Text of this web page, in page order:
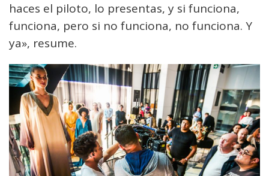
haces el piloto, lo presentas, y si funciona,
funciona, pero si no funciona, no funciona. Y
ya», resume.